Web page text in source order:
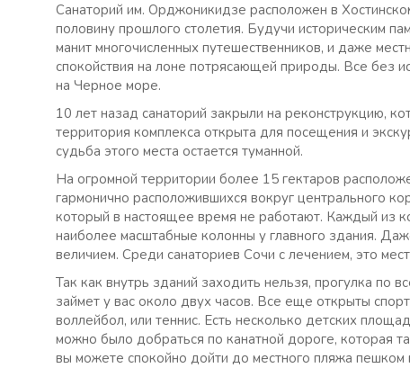
Санаторий им. Орджоникидзе расположен в
половину прошлого столетия. Будучи историческим
манит многочисленных путешественников, и даже
спокойствия на лоне потрясающей природы. Все без
на Черное море.
10 лет назад санаторий закрыли на реконструкцию,
территория комплекса открыта для посещения и
судьба этого места остается туманной.
На огромной территории более 15 гектаров
гармонично расположившихся вокруг центрального
который в настоящее время не работают. Каждый из
наиболее масштабные колонны у главного здания.
величием. Среди санаториев Сочи с лечением, это
Так как внутрь зданий заходить нельзя, прогулка по
займет у вас около двух часов. Все еще открыты
воллейбол, или теннис. Есть несколько детских
можно было добраться по канатной дороге, которая
вы можете спокойно дойти до местного пляжа пешком